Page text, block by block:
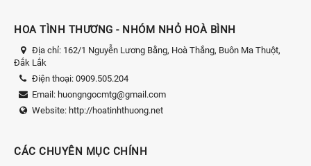
HOA TÌNH THƯƠNG - NHÓM NHỎ HOÀ BÌNH
Địa chỉ: 162/1 Nguyễn Lương Bằng, Hoà Thắng, Buôn Ma Thuột,
Đắk Lắk
Điện thoại: 0909.505.204
Email: huongngocmtg@gmail.com
Website: http://hoatinhthuong.net
CÁC CHUYÊN MỤC CHÍNH